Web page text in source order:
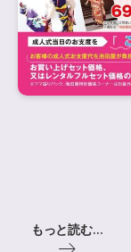
もっと読む...